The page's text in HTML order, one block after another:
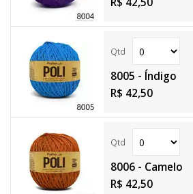
8005 - Índigo
R$ 42,50
8006 - Camelo
R$ 42,50